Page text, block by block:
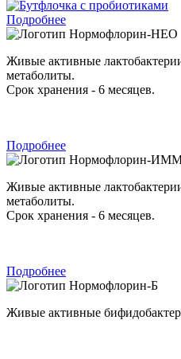
Подробнее
Нормофлорин-НЕО
Живые активные
метаболиты.
Срок хранения - 6 месяцев.
Подробнее
Нормофлорин-
Живые активные
метаболиты.
Срок хранения - 6 месяцев.
Подробнее
Нормофлорин-Б
Живые активные